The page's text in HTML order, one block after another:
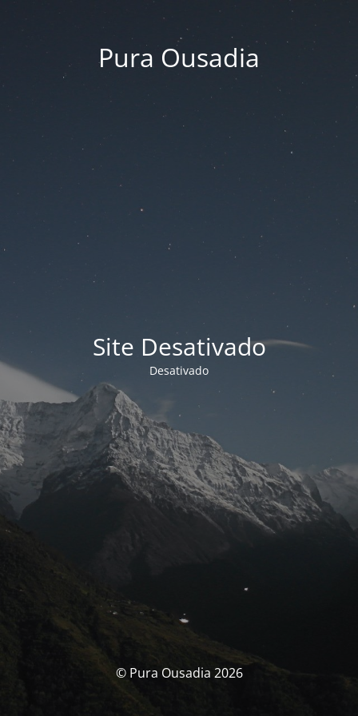
Pura Ousadia
Site Desativado
Desativado
© Pura Ousadia 2026